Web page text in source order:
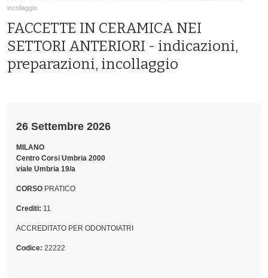
incollaggio
FACCETTE IN CERAMICA NEI
SETTORI ANTERIORI - indicazioni,
preparazioni, incollaggio
26 Settembre 2026
MILANO
Centro Corsi Umbria 2000
viale Umbria 19/a
CORSO PRATICO
Crediti: 11
ACCREDITATO PER ODONTOIATRI
Codice: 22222